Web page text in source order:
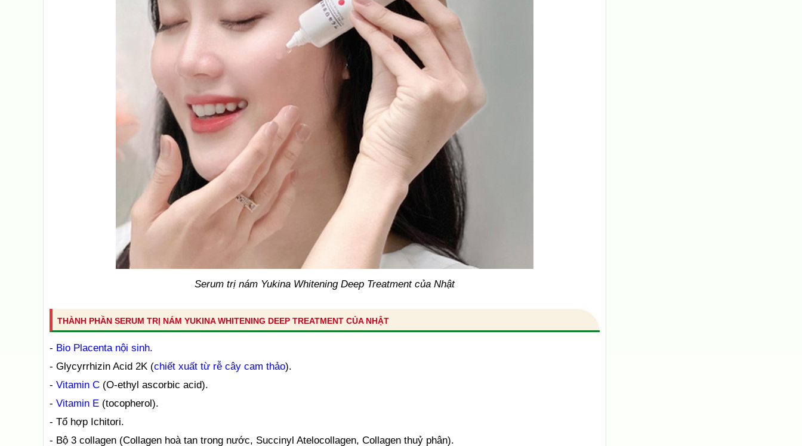
Serum trị nám Yukina Whitening Deep Treatment của Nhật
THÀNH PHẦN SERUM TRỊ NÁM YUKINA WHITENING DEEP TREATMENT CỦA NHẬT
- Bio Placenta nội sinh.
- Glycyrrhizin Acid 2K (chiết xuất từ rễ cây cam thảo).
- Vitamin C (O-ethyl ascorbic acid).
- Vitamin E (tocopherol).
- Tổ hợp Ichitori.
- Bộ 3 collagen (Collagen hoà tan trong nước, Succinyl Atelocollagen, Collagen thuỷ phân).